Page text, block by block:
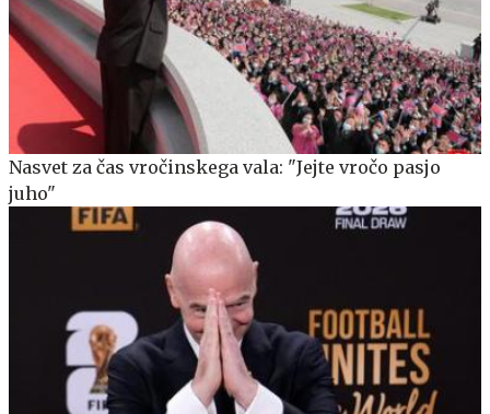
Nasvet za čas vročinskega vala: "Jejte vročo pasjo
juho"